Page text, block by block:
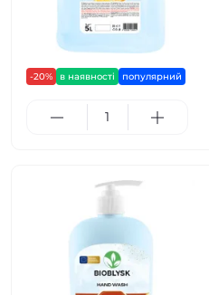
-20% в наявності популярний